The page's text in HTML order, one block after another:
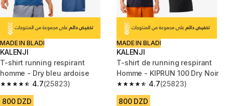
MADE IN BLADI
KALENJI
T-shirt running respirant
homme - Dry bleu ardoise
4.7
4.7 out of 5 stars from 25823 reviews
(25823)
800 DZD
MADE IN BLADI
KALENJI
T-shirt de running respirant
Homme - KIPRUN 100 Dry Noir
4.7
4.7 out of 5 stars from 25823
(25823)
800 DZD